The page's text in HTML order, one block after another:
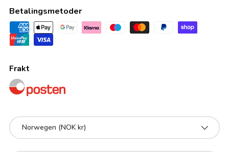
Betalingsmetoder
Frakt
Land/Region
Norwegen (NOK kr)